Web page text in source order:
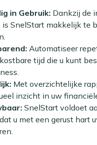
in Gebruik: Dankzij de
is SnelStart makkelijk te
Automatiseer
tijd die u kunt
Met overzichtelijke
inzicht in uw
SnelStart voldoet
u met een gerust hart